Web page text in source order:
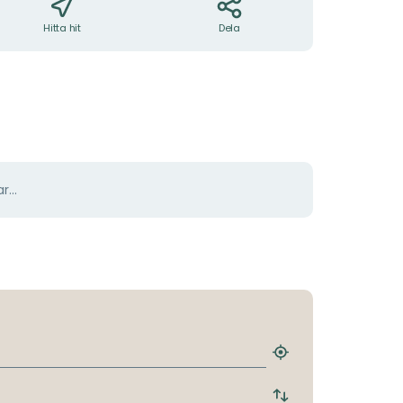
Hitta hit Dela
Hitta
hållplats